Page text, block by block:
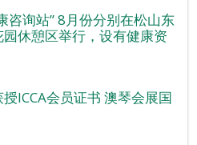
咨询站” 8月份分别在松山东
休憩区举行，设有健康资
ICCA会员证书 澳琴会展国